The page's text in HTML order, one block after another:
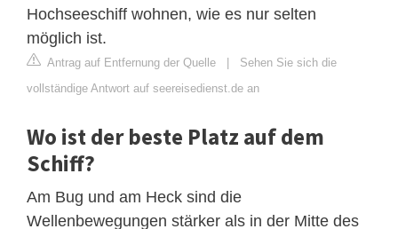
Hochseeschiff wohnen, wie es nur selten
möglich ist.
Antrag auf Entfernung der Quelle | Sehen Sie sich die
vollständige Antwort auf seereisedienst.de an
Wo ist der beste Platz auf dem
Schiff?
Am Bug und am Heck sind die
Wellenbewegungen stärker als in der Mitte des